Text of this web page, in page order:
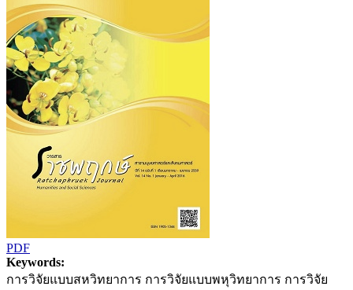
PDF
Keywords:
การวิจัยแบบสหวิทยาการ การวิจัยแบบพหุวิทยาการ การวิจัย